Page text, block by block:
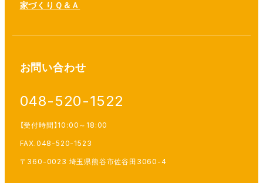
家づくりＱ＆Ａ
お問い合わせ
048-520-1522
【受付時間】10:00～18:00
FAX.048-520-1523
〒360-0023 埼玉県熊谷市佐谷田3060-4